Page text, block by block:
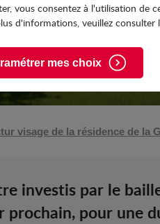
vous consentez à l'utilisation de
d'informations, veuillez consulter
mes choix
visage de la résidence de la
investis par le
prochain, pour une